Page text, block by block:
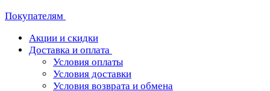
Покупателям
Акции и скидки
Доставка и оплата
Условия оплаты
Условия доставки
Условия возврата и обмена